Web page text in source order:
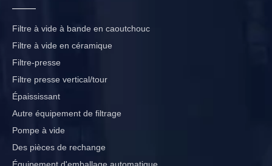
Filtre à vide à bande en caoutchouc
Filtre à vide en céramique
Filtre-presse
Filtre presse vertical/tour
Épaississant
Autre équipement de filtrage
Pompe à vide
Des pièces de rechange